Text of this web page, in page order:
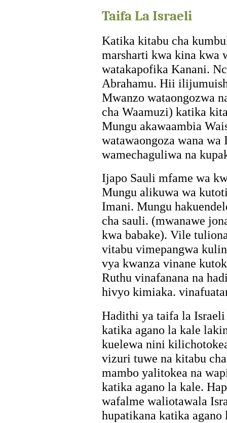
Taifa La Israeli
Katika kitabu cha
marsharti kwa kina kwa
watakapofika Kanani.
Abrahamu. Hii
Mwanzo wataongozwa
cha Waamuzi) katika
Mungu akawaambia
watawaongoza wana
wamechaguliwa na
Ijapo Sauli mfame wa
Mungu alikuwa wa
Imani. Mungu
cha sauli. (mwanawe
kwa babake). Vile
vitabu vimepangwa
vya kwanza vinane
Ruthu vinafanana na
hivyo kimiaka.
Hadithi ya taifa la
katika agano la kale
kuelewa nini
vizuri tuwe na kitabu
mambo yalitokea na
katika agano la kale.
wafalme waliotawala
hupatikana katika agano